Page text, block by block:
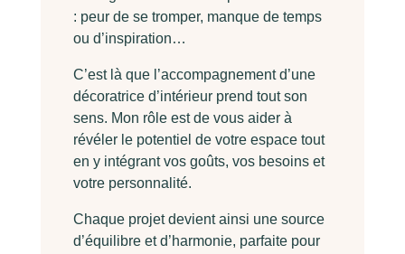
: peur de se tromper, manque de temps
ou d’inspiration…
C’est là que l’accompagnement d’une
décoratrice d’intérieur prend tout son
sens. Mon rôle est de vous aider à
révéler le potentiel de votre espace tout
en y intégrant vos goûts, vos besoins et
votre personnalité.
Chaque projet devient ainsi une source
d’équilibre et d’harmonie, parfaite pour